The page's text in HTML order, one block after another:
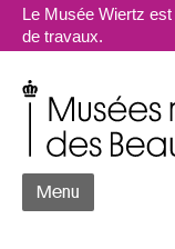
Le Musée Wiertz
de travaux.
Menu